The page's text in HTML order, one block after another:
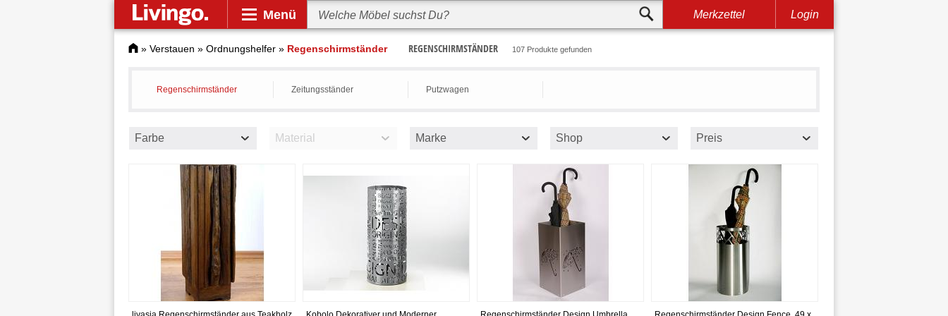
Menü Merkzettel Login
» Verstauen » Ordnungshelfer » Regenschirmständer REGENSCHIRMSTÄNDER 107 Produkte gefunden
Regenschirmständer Zeitungsständer Putzwagen
Farbe Material Marke Shop Preis